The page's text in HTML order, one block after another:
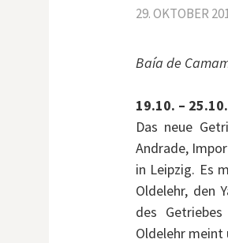
29. OKTOBER
Baía de
19.10. –
Das neue
Andrade,
in Leipzig. Es
Oldelehr, den
des
Oldelehr meint